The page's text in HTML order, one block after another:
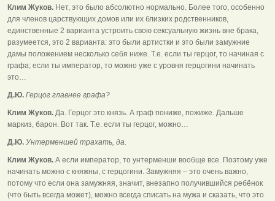
Клим Жуков. Нет, это было абсолютно нормально. Более того, особенно
для членов царствующих домов или их близких родственников,
единственные 2 варианта устроить свою сексуальную жизнь вне брака,
разумеется, это 2 варианта: это были артистки и это были замужние
дамы положением несколько себя ниже. Т.е. если ты герцог, то начиная с
графа; если ты император, то можно уже с уровня герцогини начинать
это…
Д.Ю. Герцог главнее графа?
Клим Жуков. Да. Герцог это князь. А граф пониже, пожиже. Дальше
маркиз, барон. Вот так. Т.е. если ты герцог, можно…
Д.Ю. Унтерменшей трахать, да.
Клим Жуков. А если император, то унтерменши вообще все. Поэтому уже
начинать можно с княжны, с герцогини. Замужняя – это очень важно,
потому что если она замужняя, значит, внезапно получившийся ребёнок
(что быть всегда может), можно всегда списать на мужа и сказать, что это